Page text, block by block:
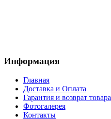
Информация
Главная
Доставка и Оплата
Гарантия и возврат товара
Фотогалерея
Контакты